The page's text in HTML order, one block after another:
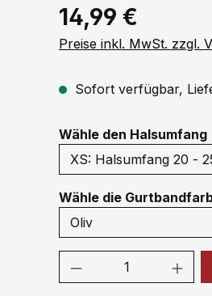
Regulärer Preis:
14,99 €
Preise inkl. MwSt. zzgl.
Sofort verfügbar,
Wähle den Halsumfang
Wähle die
Produkt